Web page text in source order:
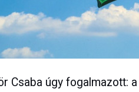
Csaba úgy fogalmazott: